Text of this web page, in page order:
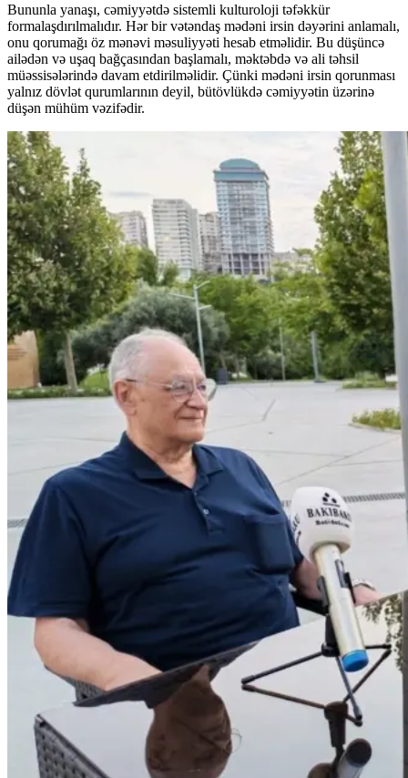
Bununla yanaşı, cəmiyyətdə sistemli kulturoloji təfəkkür
formalaşdırılmalıdır. Hər bir vətəndaş mədəni irsin dəyərini anlamalı,
onu qorumağı öz mənəvi məsuliyyəti hesab etməlidir. Bu düşüncə
ailədən və uşaq bağçasından başlamalı, məktəbdə və ali təhsil
müəssisələrində davam etdirilməlidir. Çünki mədəni irsin qorunması
yalnız dövlət qurumlarının deyil, bütövlükdə cəmiyyətin üzərinə
düşən mühüm vəzifədir.